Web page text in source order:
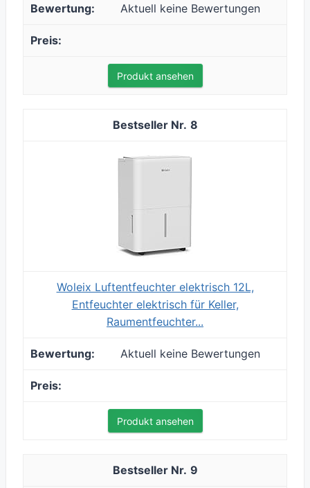
Aktuell keine Bewertungen
Produkt ansehen
8
Woleix Luftentfeuchter elektrisch 12L,
Entfeuchter elektrisch für Keller,
Raumentfeuchter...
Aktuell keine Bewertungen
Produkt ansehen
9